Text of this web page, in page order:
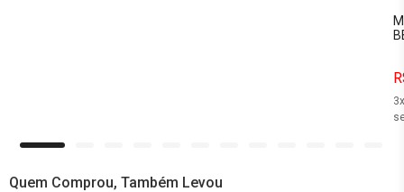
3
Quem Comprou, Também Levou